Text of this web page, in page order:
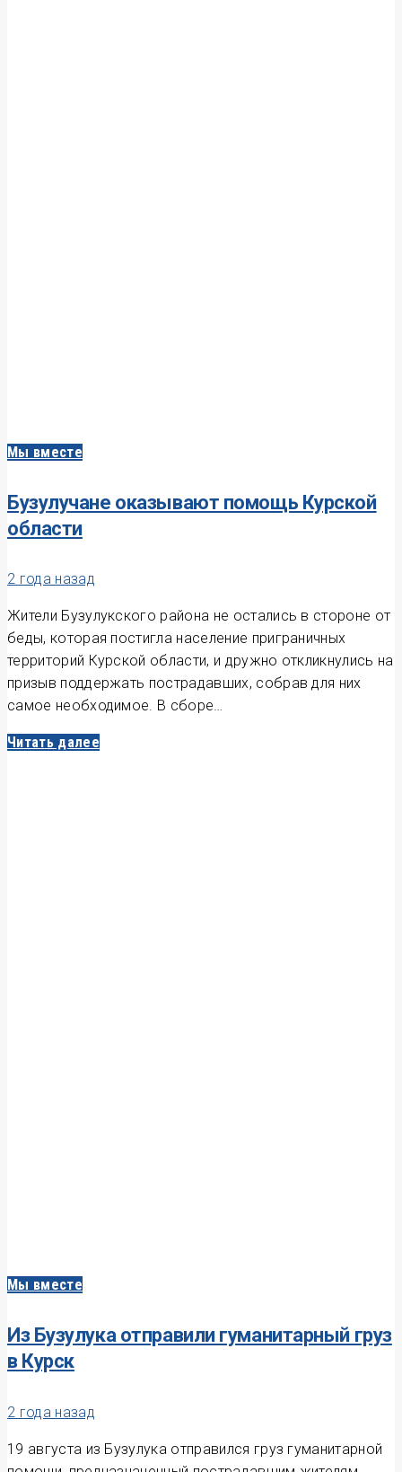
Мы вместе
Бузулучане оказывают помощь Курской
области
2 года назад
Жители Бузулукского района не остались в стороне от
беды, которая постигла население приграничных
территорий Курской области, и дружно откликнулись на
призыв поддержать пострадавших, собрав для них
самое необходимое. В сборе…
Читать далее
Мы вместе
Из Бузулука отправили гуманитарный груз
в Курск
2 года назад
19 августа из Бузулука отправился груз гуманитарной